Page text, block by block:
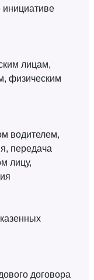
инициативе
лицам,
физическим
водителем,
передача
лицу,
договора